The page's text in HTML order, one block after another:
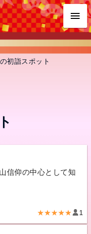
初詣スポット
信仰の中心として知
★★★★★ 1